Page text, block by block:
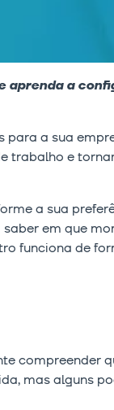
aprenda a
a sua
trabalho e
a sua
em que
funciona de
compreender
mas alguns